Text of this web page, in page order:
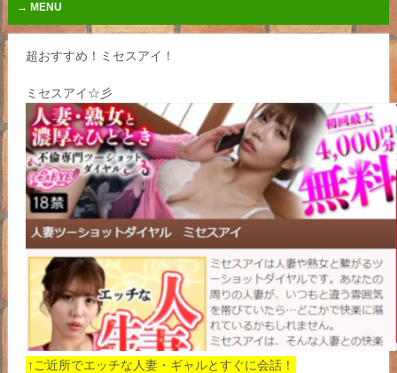
MENU
超おすすめ！ミセスアイ！
ミセスアイ☆彡
↑ご近所でエッチな人妻・ギャルとすぐに会話！